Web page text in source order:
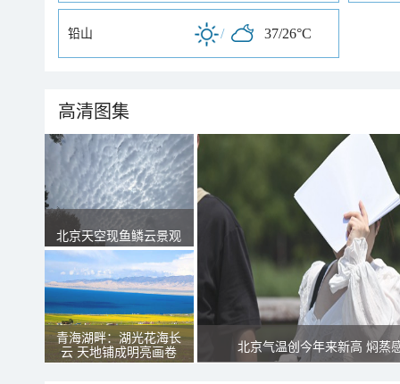
铅山 / 37/26°C
高清图集
北京天空现鱼鳞云景观
青海湖畔：湖光花海长
云 天地铺成明亮画卷
北京气温创今年来新高 焖蒸